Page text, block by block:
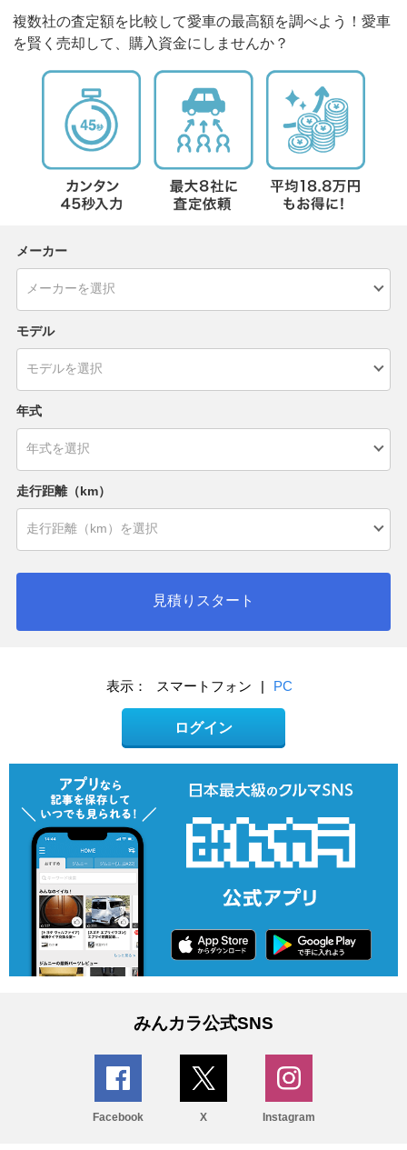
複数社の査定額を比較して愛車の最高額を調べよう！愛車
を賢く売却して、購入資金にしませんか？
メーカー
モデル
年式
走行距離（km）
見積りスタート
表示： スマートフォン | PC
ログイン
みんカラ公式SNS
Facebook X Instagram